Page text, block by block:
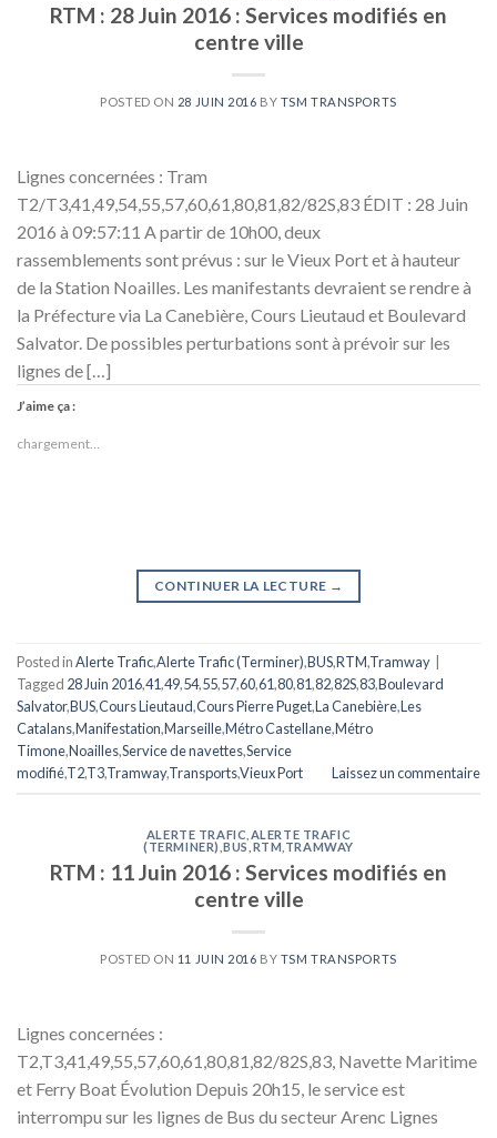
RTM : 28 Juin 2016 : Services modifiés en
centre ville
POSTED ON 28 JUIN 2016 BY TSM TRANSPORTS
Lignes concernées : Tram
T2/T3,41,49,54,55,57,60,61,80,81,82/82S,83 ÉDIT : 28 Juin
2016 à 09:57:11 A partir de 10h00, deux
rassemblements sont prévus : sur le Vieux Port et à hauteur
de la Station Noailles. Les manifestants devraient se rendre à
la Préfecture via La Canebière, Cours Lieutaud et Boulevard
Salvator. De possibles perturbations sont à prévoir sur les
lignes de […]
J’aime ça :
chargement…
CONTINUER LA LECTURE →
Posted inAlerte Trafic,Alerte Trafic (Terminer),BUS,RTM,Tramway
Tagged 28 Juin 2016,41,49,54,55,57,60,61,80,81,82,82S,83,Boulevard
Salvator,BUS,Cours Lieutaud,Cours Pierre Puget,La Canebière,Les
Catalans,Manifestation,Marseille,Métro Castellane,Métro
Timone,Noailles,Service de navettes,Service
modifié,T2,T3,Tramway,Transports,Vieux Port Laissez un commentaire
ALERTE TRAFIC ALERTE TRAFIC
(TERMINER) ,BUS RTM TRAMWAY
RTM : 11 Juin 2016 : Services modifiés en
centre ville
POSTED ON 11 JUIN 2016 BY TSM TRANSPORTS
Lignes concernées :
T2,T3,41,49,55,57,60,61,80,81,82/82S,83, Navette Maritime
et Ferry Boat Évolution Depuis 20h15, le service est
interrompu sur les lignes de Bus du secteur Arenc Lignes